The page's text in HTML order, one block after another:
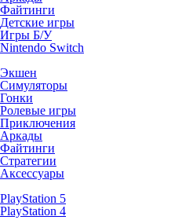
Файтинги
Детские игры
Игры Б/У
Nintendo Switch
Экшен
Симуляторы
Гонки
Ролевые игры
Приключения
Аркады
Файтинги
Стратегии
Аксессуары
PlayStation 5
PlayStation 4